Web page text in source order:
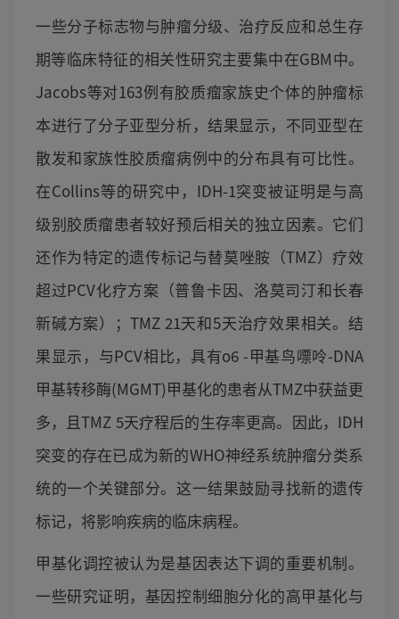
一些分子标志物与肿瘤分级、治疗反应和总生存
期等临床特征的相关性研究主要集中在GBM中。
Jacobs等对163例有胶质瘤家族史个体的肿瘤标
本进行了分子亚型分析，结果显示，不同亚型在
散发和家族性胶质瘤病例中的分布具有可比性。
在Collins等的研究中，IDH-1突变被证明是与高
级别胶质瘤患者较好预后相关的独立因素。它们
还作为特定的遗传标记与替莫唑胺（TMZ）疗效
超过PCV化疗方案（普鲁卡因、洛莫司汀和长春
新碱方案）；TMZ 21天和5天治疗效果相关。结
果显示，与PCV相比，具有o6 -甲基鸟嘌呤-DNA
甲基转移酶(MGMT)甲基化的患者从TMZ中获益更
多，且TMZ 5天疗程后的生存率更高。因此，IDH
突变的存在已成为新的WHO神经系统肿瘤分类系
统的一个关键部分。这一结果鼓励寻找新的遗传
标记，将影响疾病的临床病程。
甲基化调控被认为是基因表达下调的重要机制。
一些研究证明，基因控制细胞分化的高甲基化与